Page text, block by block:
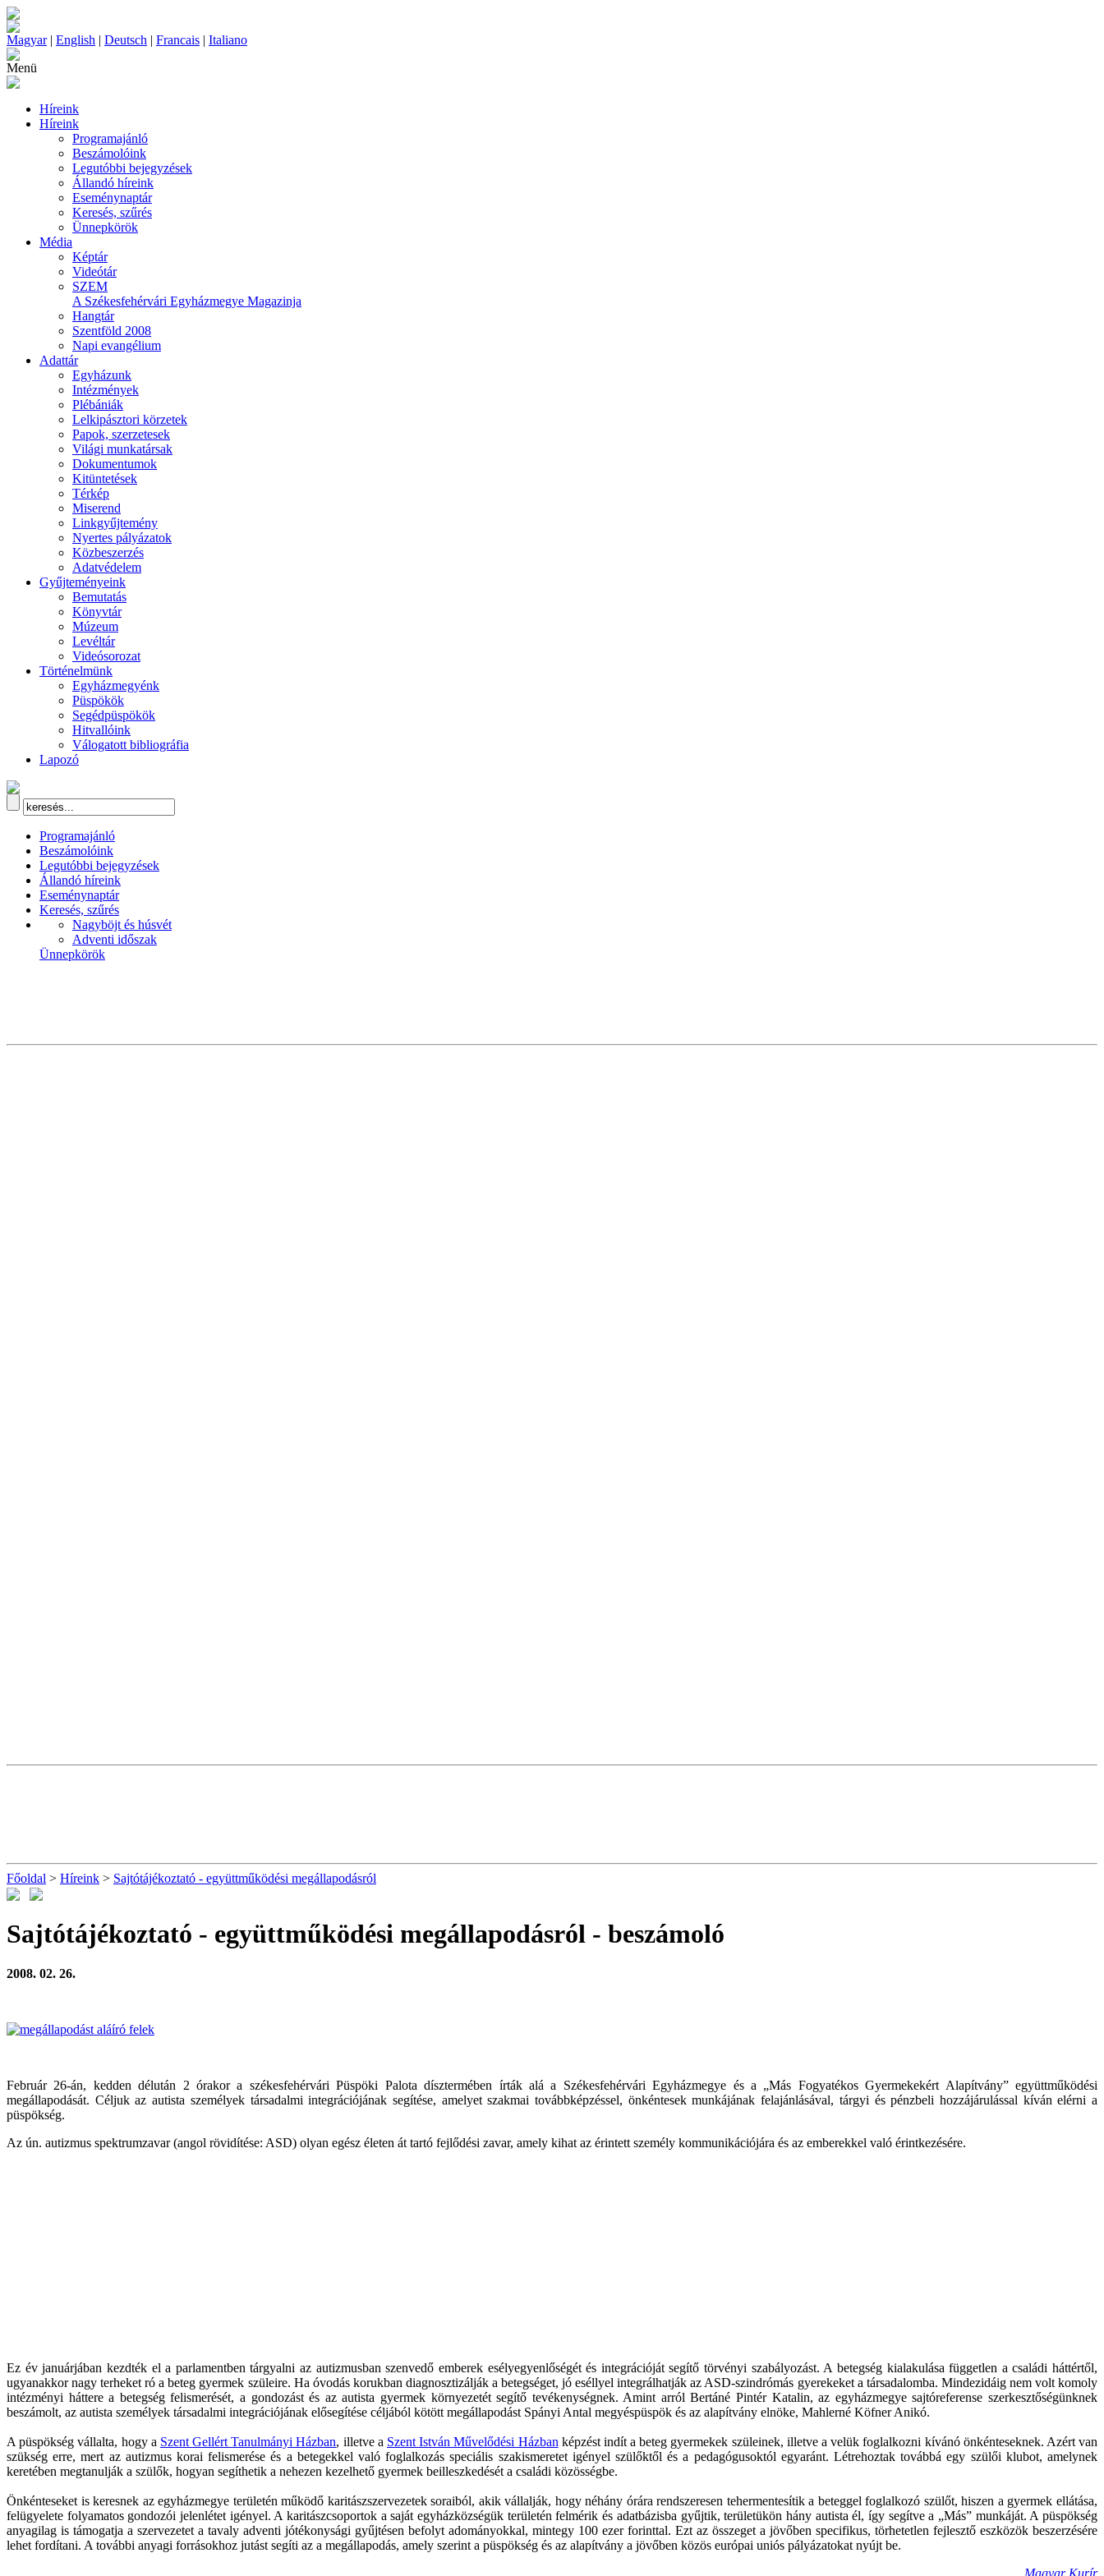
Magyar| English | Deutsch | Francais | Italiano
Menü
Híreink
Híreink
Programajánló
Beszámolóink
Legutóbbi bejegyzések
Állandó híreink
Eseménynaptár
Keresés, szűrés
Ünnepkörök
Média
Képtár
Videótár
SZEM
A Székesfehérvári Egyházmegye Magazinja
Hangtár
Szentföld 2008
Napi evangélium
Adattár
Egyházunk
Intézmények
Plébániák
Lelkipásztori körzetek
Papok, szerzetesek
Világi munkatársak
Dokumentumok
Kitüntetések
Térkép
Miserend
Linkgyűjtemény
Nyertes pályázatok
Közbeszerzés
Adatvédelem
Gyűjteményeink
Bemutatás
Könyvtár
Múzeum
Levéltár
Videósorozat
Történelmünk
Egyházmegyénk
Püspökök
Segédpüspökök
Hitvallóink
Válogatott bibliográfia
Lapozó
Programajánló
Beszámolóink
Legutóbbi bejegyzések
Állandó híreink
Eseménynaptár
Keresés, szűrés
Nagyböjt és húsvét
Adventi időszak
Ünnepkörök
Főoldal > Híreink > Sajtótájékoztató - együttműködési megállapodásról
Sajtótájékoztató - együttműködési megállapodásról - beszámoló
2008. 02. 26.
Február 26-án, kedden délután 2 órakor a székesfehérvári Püspöki Palota dísztermében írták alá a Székesfehérvári Egyházmegye és a „Más Fogyatékos Gyermekekért Alapítvány” együttműködési
megállapodását. Céljuk az autista személyek társadalmi integrációjának segítése, amelyet szakmai továbbképzéssel, önkéntesek munkájának felajánlásával, tárgyi és pénzbeli hozzájárulással kíván elérni a
püspökség.
Az ún. autizmus spektrumzavar (angol rövidítése: ASD) olyan egész életen át tartó fejlődési zavar, amely kihat az érintett személy kommunikációjára és az emberekkel való érintkezésére.
Ez év januárjában kezdték el a parlamentben tárgyalni az autizmusban szenvedő emberek esélyegyenlőségét és integrációját segítő törvényi szabályozást. A betegség kialakulása független a családi háttértől,
ugyanakkor nagy terheket ró a beteg gyermek szüleire. Ha óvodás korukban diagnosztizálják a betegséget, jó eséllyel integrálhatják az ASD-szindrómás gyerekeket a társadalomba. Mindezidáig nem volt komoly
intézményi háttere a betegség felismerését, a gondozást és az autista gyermek környezetét segítő tevékenységnek. Amint arról Bertáné Pintér Katalin, az egyházmegye sajtóreferense szerkesztőségünknek
beszámolt, az autista személyek társadalmi integrációjának elősegítése céljából kötött megállapodást Spányi Antal megyéspüspök és az alapítvány elnöke, Mahlerné Köfner Anikó.
A püspökség vállalta, hogy a Szent Gellért Tanulmányi Házban, illetve a Szent István Művelődési Házban képzést indít a beteg gyermekek szüleinek, illetve a velük foglalkozni kívánó önkénteseknek. Azért van
szükség erre, mert az autizmus korai felismerése és a betegekkel való foglalkozás speciális szakismeretet igényel szülőktől és a pedagógusoktól egyaránt. Létrehoztak továbbá egy szülői klubot, amelynek
keretében megtanulják a szülők, hogyan segíthetik a nehezen kezelhető gyermek beilleszkedését a családi közösségbe.
Önkénteseket is keresnek az egyházmegye területén működő karitászszervezetek soraiból, akik vállalják, hogy néhány órára rendszeresen tehermentesítik a beteggel foglalkozó szülőt, hiszen a gyermek ellátása,
felügyelete folyamatos gondozói jelenlétet igényel. A karitászcsoportok a saját egyházközségük területén felmérik és adatbázisba gyűjtik, területükön hány autista él, így segítve a „Más” munkáját. A püspökség
anyagilag is támogatja a szervezetet a tavaly adventi jótékonysági gyűjtésen befolyt adományokkal, mintegy 100 ezer forinttal. Ezt az összeget a jövőben specifikus, törhetetlen fejlesztő eszközök beszerzésére
lehet fordítani. A további anyagi forrásokhoz jutást segíti az a megállapodás, amely szerint a püspökség és az alapítvány a jövőben közös európai uniós pályázatokat nyújt be.